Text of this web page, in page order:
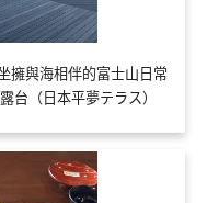
擁與海相伴的富士山日常
台（日本平夢テラス）